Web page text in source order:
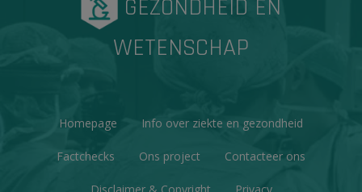
GEZONDHEID EN
WETENSCHAP
Homepage Info over ziekte en gezondheid
Factchecks Ons project Contacteer ons
Disclaimer & Copyright Privacy